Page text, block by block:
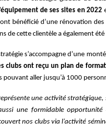
de ses sites en 2022
bénéficié d’une rénovation
de cette clientèle a également
s’accompagne d’une
clubs ont reçu un plan de
pouvant aller jusqu’à 1000
une activité
une formidable
nos clubs via l’activité